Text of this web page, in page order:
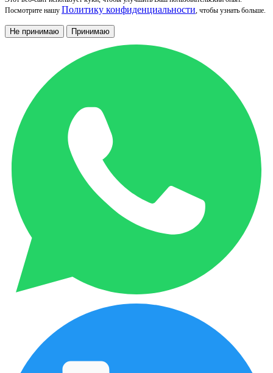
Посмотрите нашу Политику конфиденциальности, чтобы узнать больше.
Не принимаю Принимаю